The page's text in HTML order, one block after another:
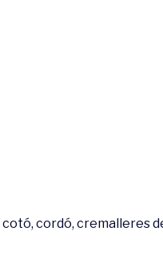
cordó, cremalleres